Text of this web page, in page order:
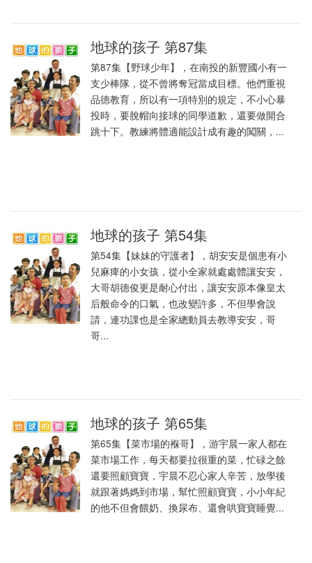
地球的孩子 第87集
第87集【野球少年】，在南投的新豐國小有一
支少棒隊，從不曾將奪冠當成目標。他們重視
品德教育，所以有一項特別的規定，不小心暴
投時，要脫帽向接球的同學道歉，還要做開合
跳十下。教練將體適能設計成有趣的闖關，...
地球的孩子 第54集
第54集【妹妹的守護者】，胡安安是個患有小
兒麻痺的小女孩，從小全家就處處體讓安安，
大哥胡德俊更是耐心付出，讓安安原本像皇太
后般命令的口氣，也改變許多，不但學會說
請，連功課也是全家總動員去教導安安，哥
哥...
地球的孩子 第65集
第65集【菜市場的褓哥】，游宇晨一家人都在
菜市場工作，每天都要拉很重的菜，忙碌之餘
還要照顧寶寶，宇晨不忍心家人辛苦，放學後
就跟著媽媽到市場，幫忙照顧寶寶，小小年紀
的他不但會餵奶、換尿布、還會哄寶寶睡覺...